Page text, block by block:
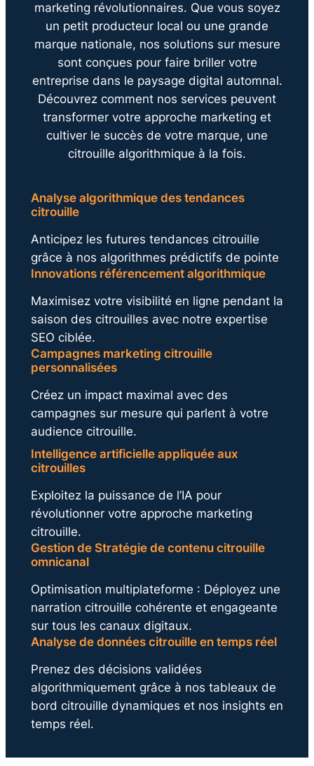
marketing révolutionnaires. Que vous soyez
un petit producteur local ou une grande
marque nationale, nos solutions sur mesure
sont conçues pour faire briller votre
entreprise dans le paysage digital automnal.
Découvrez comment nos services peuvent
transformer votre approche marketing et
cultiver le succès de votre marque, une
citrouille algorithmique à la fois.
Analyse algorithmique des tendances
citrouille
Anticipez les futures tendances citrouille
grâce à nos algorithmes prédictifs de pointe
Innovations référencement algorithmique
Maximisez votre visibilité en ligne pendant la
saison des citrouilles avec notre expertise
SEO ciblée.
Campagnes marketing citrouille
personnalisées
Créez un impact maximal avec des
campagnes sur mesure qui parlent à votre
audience citrouille.
Intelligence artificielle appliquée aux
citrouilles
Exploitez la puissance de l’IA pour
révolutionner votre approche marketing
citrouille.
Gestion de Stratégie de contenu citrouille
omnicanal
Optimisation multiplateforme : Déployez une
narration citrouille cohérente et engageante
sur tous les canaux digitaux.
Analyse de données citrouille en temps réel
Prenez des décisions validées
algorithmiquement grâce à nos tableaux de
bord citrouille dynamiques et nos insights en
temps réel.